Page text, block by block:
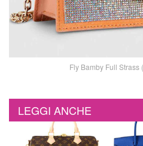
Fly Bamby Full Strass
LEGGI ANCHE